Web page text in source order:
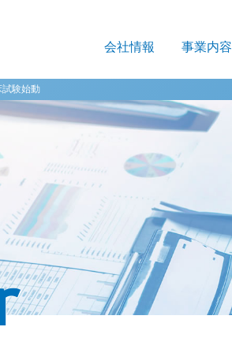
会社情報 事業内容
験始動